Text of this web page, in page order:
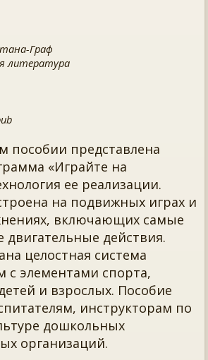
Граф
литература
пособии представлена
«Играйте на
ее реализации.
на подвижных играх и
включающих самые
двигательные действия.
целостная система
с элементами спорта,
и взрослых. Пособие
инструкторам по
дошкольных
организаций.